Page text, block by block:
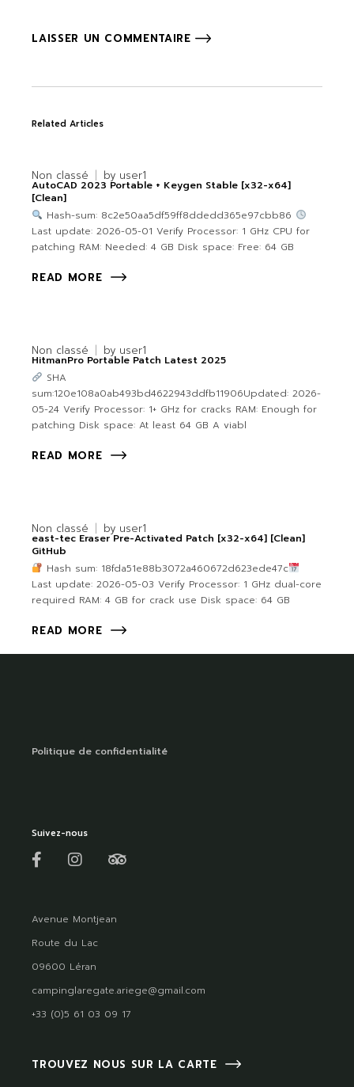
LAISSER UN COMMENTAIRE
Related Articles
Non classé by user1
AutoCAD 2023 Portable + Keygen Stable [x32-x64]
[Clean]
Hash-sum: 8c2e50aa5df59ff8ddedd365e97cbb86
Last update: 2026-05-01 Verify Processor: 1 GHz CPU for
patching RAM: Needed: 4 GB Disk space: Free: 64 GB
READ MORE
Non classé by user1
HitmanPro Portable Patch Latest 2025
SHA
sum:120e108a0ab493bd4622943ddfb11906Updated: 2026-
05-24 Verify Processor: 1+ GHz for cracks RAM: Enough for
patching Disk space: At least 64 GB A viabl
READ MORE
Non classé by user1
east-tec Eraser Pre-Activated Patch [x32-x64] [Clean]
GitHub
Hash sum: 18fda51e88b3072a460672d623ede47c
Last update: 2026-05-03 Verify Processor: 1 GHz dual-core
required RAM: 4 GB for crack use Disk space: 64 GB
READ MORE
Politique de confidentialité
Suivez-nous
Avenue Montjean
Route du Lac
09600 Léran
campinglaregate.ariege@gmail.com
+33 (0)5 61 03 09 17
TROUVEZ NOUS SUR LA CARTE